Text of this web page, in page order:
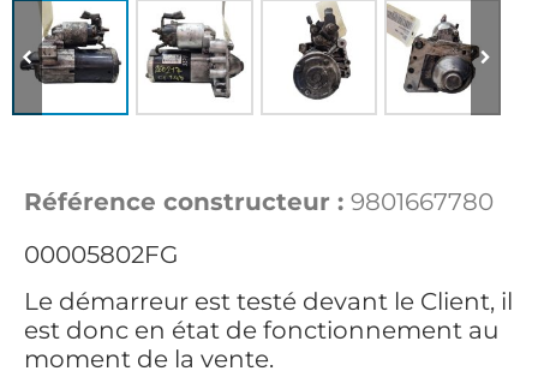
Référence constructeur : 9801667780
00005802FG
Le démarreur est testé devant le Client, il
est donc en état de fonctionnement au
moment de la vente.